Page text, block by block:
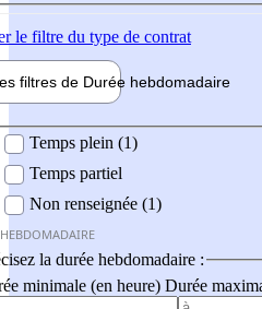
le filtre du type de contrat
filtres de Durée hebdomadaire
Temps plein (1)
Temps partiel
Non renseignée (1)
la durée hebdomadaire :
minimale (en heure) Durée